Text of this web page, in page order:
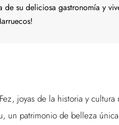
de su deliciosa gastronomía y
joyas de la historia y cultura
un patrimonio de belleza